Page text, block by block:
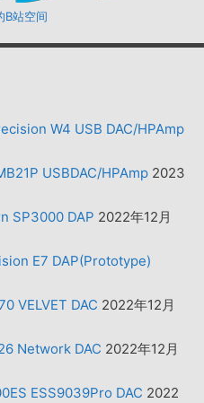
B站空间
W4 USB DAC/HPAmp
USBDAC/HPAmp 2023
SP3000 DAP 2022年12月
E7 DAP(Prototype)
VELVET DAC 2022年12月
Network DAC 2022年12月
ESS9039Pro DAC 2022